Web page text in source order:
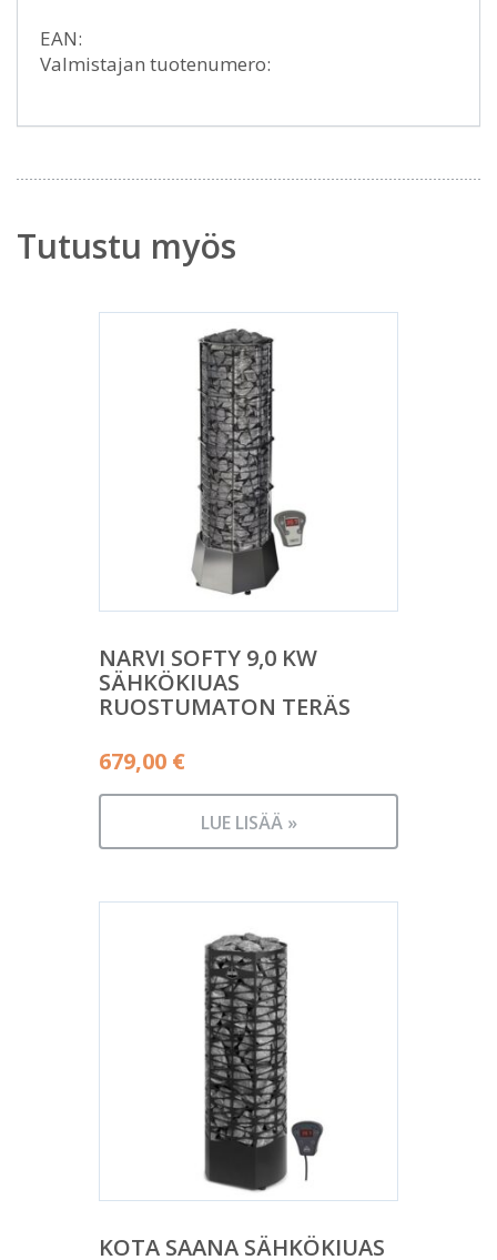
EAN:
Valmistajan tuotenumero:
Tutustu myös
NARVI SOFTY 9,0 KW
SÄHKÖKIUAS
RUOSTUMATON TERÄS
679,00 €
LUE LISÄÄ »
KOTA SAANA SÄHKÖKIUAS